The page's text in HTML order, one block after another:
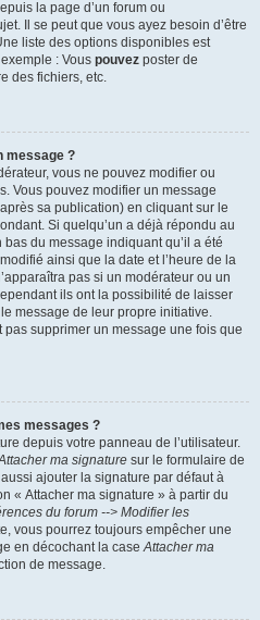
la page d’un forum ou
Il se peut que vous ayez besoin d’être
liste des options disponibles est
: Vous pouvez poster de
des fichiers, etc.
message ?
vous ne pouvez modifier ou
Vous pouvez modifier un message
sa publication) en cliquant sur le
Si quelqu’un a déjà répondu au
du message indiquant qu’il a été
ainsi que la date et l’heure de la
pas si un modérateur ou un
ils ont la possibilité de laisser
message de leur propre initiative.
supprimer un message une fois que
messages ?
depuis votre panneau de l’utilisateur.
ma signature sur le formulaire de
ajouter la signature par défaut à
« Attacher ma signature » à partir du
du forum --> Modifier les
vous pourrez toujours empêcher une
en décochant la caseAttacher ma
de message.